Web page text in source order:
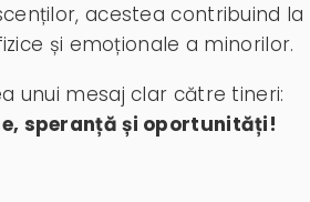
acestea contribuind la
și emoționale a minorilor.
unui mesaj clar către tineri:
speranță și oportunități!